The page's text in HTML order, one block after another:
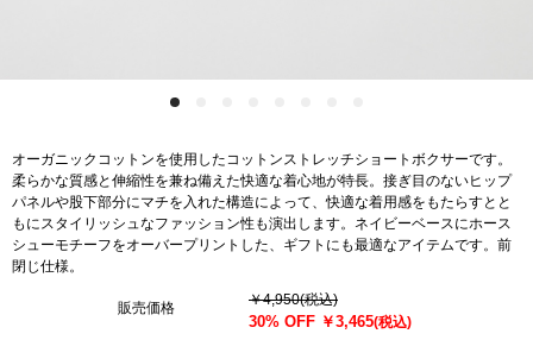
オーガニックコットンを使用したコットンストレッチショートボクサーです。
柔らかな質感と伸縮性を兼ね備えた快適な着心地が特長。接ぎ目のないヒップ
パネルや股下部分にマチを入れた構造によって、快適な着用感をもたらすとと
もにスタイリッシュなファッション性も演出します。ネイビーベースにホース
シューモチーフをオーバープリントした、ギフトにも最適なアイテムです。前
閉じ仕様。
販売価格 ￥4,950(税込)
30% OFF ￥3,465(税込)